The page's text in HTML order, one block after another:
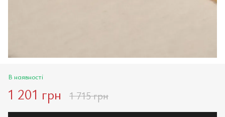
В наявності
1 201 грн 1 715 грн